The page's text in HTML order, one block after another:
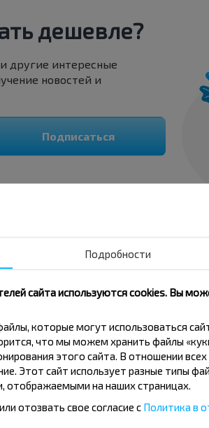
дешевле?
другие интересные
новостей и
Подписаться
Зиновичи, Пружанский р-н
Подробности
сайта используются cookies. Вы
которые могут использоваться
что мы можем хранить файлы
этого сайта. В отношении
Этот сайт использует разные типы
отображаемыми на наших страницах.
отозвать свое согласие с Политика в